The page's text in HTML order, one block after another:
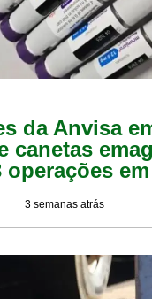
da Anvisa
canetas
em
3 semanas atrás